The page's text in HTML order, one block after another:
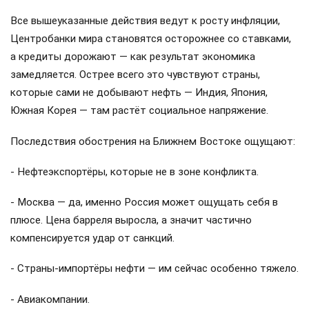
Все вышеуказанные действия ведут к росту инфляции,
Центробанки мира становятся осторожнее со ставками,
а кредиты дорожают — как результат экономика
замедляется. Острее всего это чувствуют страны,
которые сами не добывают нефть — Индия, Япония,
Южная Корея — там растёт социальное напряжение.
Последствия обострения на Ближнем Востоке ощущают:
- Нефтеэкспортёры, которые не в зоне конфликта.
- Москва — да, именно Россия может ощущать себя в
плюсе. Цена барреля выросла, а значит частично
компенсируется удар от санкций.
- Страны-импортёры нефти — им сейчас особенно тяжело.
- Авиакомпании.